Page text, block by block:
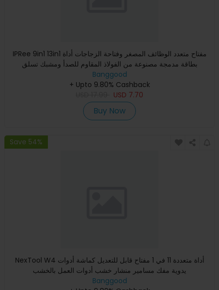
IPRee 9in1 13in1 مفتاح متعدد الوظائف المصغر وفتاحة الزجاجات أداة
بطاقة مدمجة مصنوعة من الفولاذ المقاوم للصدأ ومشبك تسلق
Banggood
+ Upto 9.80% Cashback
USD 7.70
Buy Now
Save 54%
NexTool W4 أداة متعددة 11 في 1 مفتاح قابل للتعديل كماشة أدوات
يدوية مفك مسامير منشار خشب أدوات العمل بالخشب
Banggood